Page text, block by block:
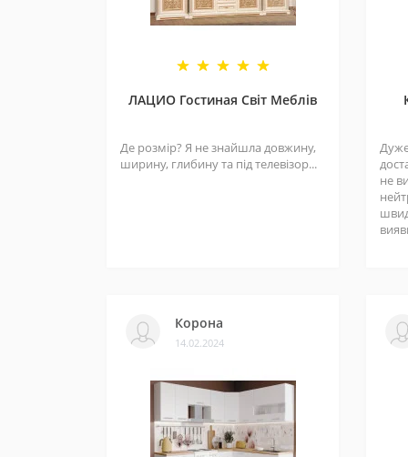
ЛАЦИО Гостиная Світ Меблів
Де розмір? Я не знайшла довжину,
ширину, глибину та під телевізор...
не
Корона
14.02.2024